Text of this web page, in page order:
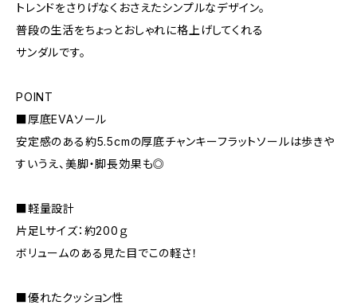
トレンドをさりげなくおさえたシンプルなデザイン。
普段の生活をちょっとおしゃれに格上げしてくれる
サンダルです。
POINT
■厚底EVAソール
安定感のある約5.5cmの厚底チャンキーフラットソールは歩きや
すいうえ、美脚・脚長効果も◎
■軽量設計
片足Lサイズ：約200ｇ
ボリュームのある見た目でこの軽さ！
■優れたクッション性